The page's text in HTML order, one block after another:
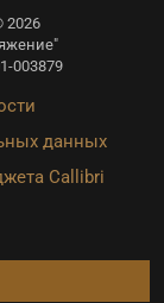
2026
003879
данных
Callibri